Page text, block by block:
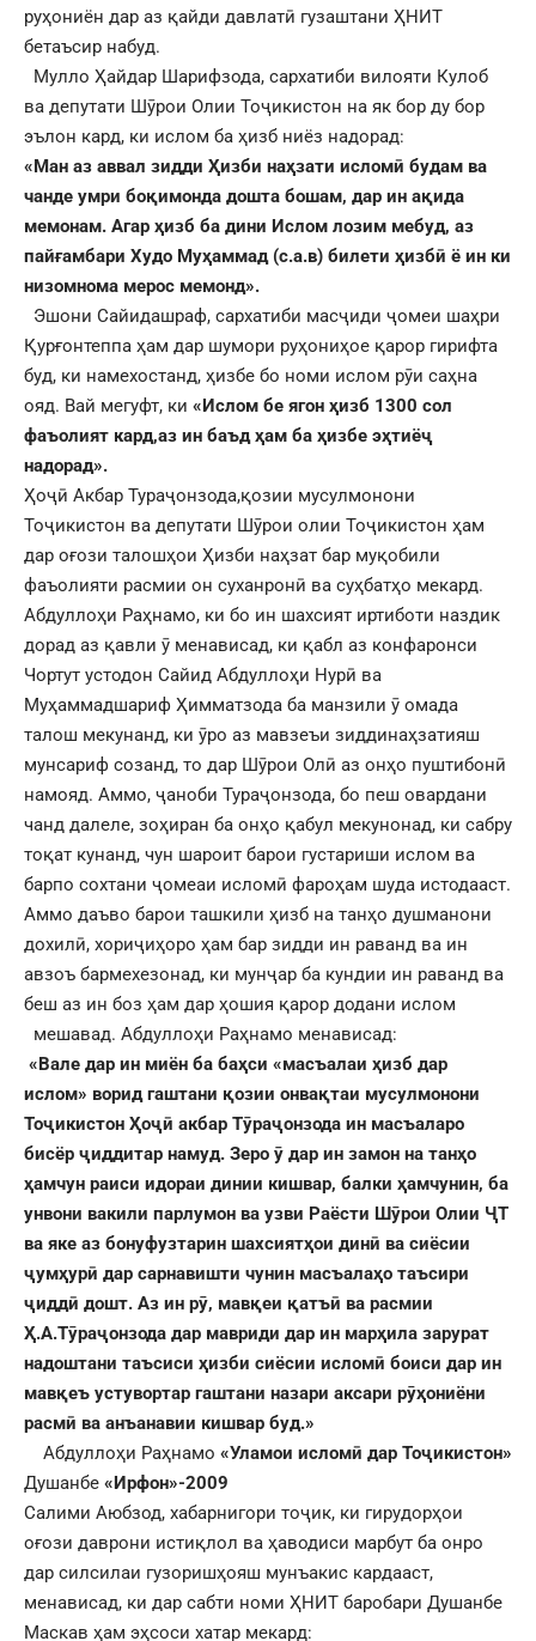
руҳониён дар аз қайди давлатӣ гузаштани ҲНИТ
бетаъсир набуд.
Мулло Ҳайдар Шарифзода, сархатиби вилояти Кулоб
ва депутати Шӯрои Олии Тоҷикистон на як бор ду бор
эълон кард, ки ислом ба ҳизб ниёз надорад:
«Ман аз аввал зидди Ҳизби наҳзати исломӣ будам ва
чанде умри боқимонда дошта бошам, дар ин ақида
мемонам. Агар ҳизб ба дини Ислом лозим мебуд, аз
пайғамбари Худо Муҳаммад (с.а.в) билети ҳизбӣ ё ин ки
низомнома мерос мемонд».
Эшони Сайидашраф, сархатиби масҷиди ҷомеи шаҳри
Қурғонтеппа ҳам дар шумори руҳониҳое қарор гирифта
буд, ки намехостанд, ҳизбе бо номи ислом рӯи саҳна
ояд. Вай мегуфт, ки «Ислом бе ягон ҳизб 1300 сол
фаъолият кард,аз ин баъд ҳам ба ҳизбе эҳтиёҷ
надорад».
Ҳоҷӣ Акбар Тураҷонзода,қозии мусулмонони
Тоҷикистон ва депутати Шӯрои олии Тоҷикистон ҳам
дар оғози талошҳои Ҳизби наҳзат бар муқобили
фаъолияти расмии он суханронӣ ва суҳбатҳо мекард.
Абдуллоҳи Раҳнамо, ки бо ин шахсият иртиботи наздик
дорад аз қавли ӯ менависад, ки қабл аз конфаронси
Чортут устодон Сайид Абдуллоҳи Нурӣ ва
Муҳаммадшариф Ҳимматзода ба манзили ӯ омада
талош мекунанд, ки ӯро аз мавзеъи зиддинаҳзатияш
мунсариф созанд, то дар Шӯрои Олӣ аз онҳо пуштибонӣ
намояд. Аммо, ҷаноби Тураҷонзода, бо пеш овардани
чанд далеле, зоҳиран ба онҳо қабул мекунонад, ки сабру
тоқат кунанд, чун шароит барои густариши ислом ва
барпо сохтани ҷомеаи исломӣ фароҳам шуда истодааст.
Аммо даъво барои ташкили ҳизб на танҳо душманони
дохилӣ, хориҷиҳоро ҳам бар зидди ин раванд ва ин
авзоъ бармехезонад, ки мунҷар ба кундии ин раванд ва
беш аз ин боз ҳам дар ҳошия қарор додани ислом
мешавад. Абдуллоҳи Раҳнамо менависад:
«Вале дар ин миён ба баҳси «масъалаи ҳизб дар
ислом» ворид гаштани қозии онвақтаи мусулмонони
Тоҷикистон Ҳоҷӣ акбар Тӯраҷонзода ин масъаларо
бисёр ҷиддитар намуд. Зеро ӯ дар ин замон на танҳо
ҳамчун раиси идораи динии кишвар, балки ҳамчунин, ба
унвони вакили парлумон ва узви Раёсти Шӯрои Олии ҶТ
ва яке аз бонуфузтарин шахсиятҳои динӣ ва сиёсии
ҷумҳурӣ дар сарнавишти чунин масъалаҳо таъсири
ҷиддӣ дошт. Аз ин рӯ, мавқеи қатъӣ ва расмии
Ҳ.А.Тӯраҷонзода дар мавриди дар ин марҳила зарурат
надоштани таъсиси ҳизби сиёсии исломӣ боиси дар ин
мавқеъ устувортар гаштани назари аксари рӯҳониёни
расмӣ ва анъанавии кишвар буд.»
Абдуллоҳи Раҳнамо «Уламои исломӣ дар Тоҷикистон»
Душанбе «Ирфон»-2009
Салими Аюбзод, хабарнигори тоҷик, ки гирудорҳои
оғози даврони истиқлол ва ҳаводиси марбут ба онро
дар силсилаи гузоришҳояш мунъакис кардааст,
менависад, ки дар сабти номи ҲНИТ баробари Душанбе
Маскав ҳам эҳсоси хатар мекард: